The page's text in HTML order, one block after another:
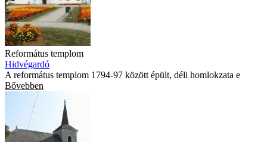
Református templom
Hidvégardó
A református templom 1794-97 között épült, déli homlokzata e
Bővebben